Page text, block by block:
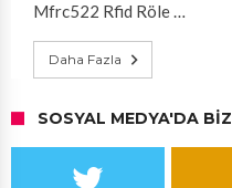
Mfrc522 Rfid Röle …
Daha Fazla
SOSYAL MEDYA'DA BIZ